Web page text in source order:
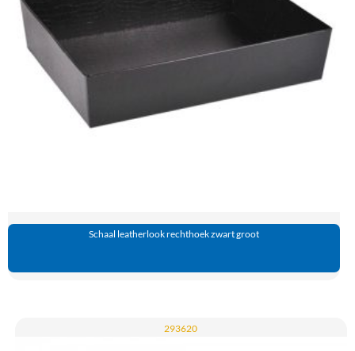
Schaal leatherlook rechthoek zwart groot
293620